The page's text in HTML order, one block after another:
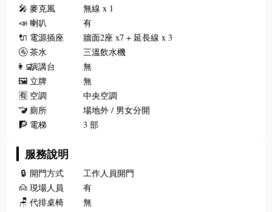
🎤 麥克風
無線 x 1
📣 喇叭
有
🔌 電源插座
牆面2座 x7 + 延長線 x 3
🚰 茶水
三溫飲水機
👩‍💻演講台
無
🖼️ 立牌
無
🈶 空調
中央空調
🚾 廁所
場地外 / 男女分開
🧗 電梯 3 部
服務說明
🔒 開門方式
工作人員開門
🙍 現場人員
有
🪑 代排桌椅
無